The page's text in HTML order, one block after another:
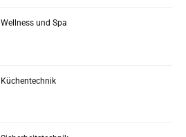
Wellness und Spa
Küchentechnik